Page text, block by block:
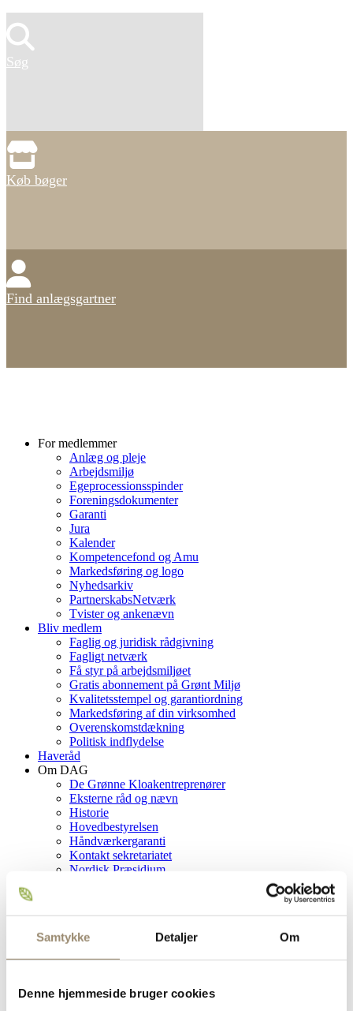
Samtykke Detaljer Om
Denne hjemmeside bruger cookies
Søg
Køb bøger
Find anlægsgartner
For medlemmer
Anlæg og pleje
Arbejdsmiljø
Egeprocessionsspinder
Foreningsdokumenter
Garanti
Jura
Kalender
Kompetencefond og Amu
Markedsføring og logo
Nyhedsarkiv
PartnerskabsNetværk
Tvister og ankenævn
Bliv medlem
Faglig og juridisk rådgivning
Fagligt netværk
Få styr på arbejdsmiljøet
Gratis abonnement på Grønt Miljø
Kvalitetsstempel og garantiordning
Markedsføring af din virksomhed
Overenskomstdækning
Politisk indflydelse
Haveråd
Om DAG
De Grønne Kloakentreprenører
Eksterne råd og nævn
Historie
Hovedbestyrelsen
Håndværkergaranti
Kontakt sekretariatet
Nordisk Præsidium
Syn og skøn
Abonnement